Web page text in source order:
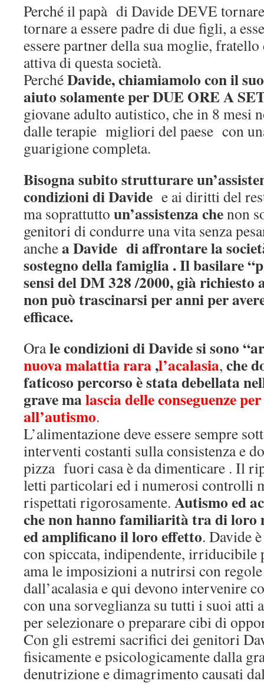
Perché il papà di Davide DEVE
tornare a essere padre di due figli, a
essere partner della sua moglie,
attiva di questa società.
PerchéDavide, chiamiamolo con il
aiuto solamente per DUE ORE A
giovane adulto autistico, che in 8 mesi
dalle terapie migliori del paese con
guarigione completa.
Bisogna subito strutturare
condizioni di Davide e ai diritti del
ma soprattutto un’assistenza chenon
genitori di condurre una vita senza
anchea Davide di affrontare la
sostegno della famiglia . Il basilare
sensi del DM 328 /2000, già richiesto
non può trascinarsi per anni per
efficace.
Orale condizioni di Davide si sono
nuova malattia rara,l’acalasia, che
faticoso percorso è stata debellata
grave malascia delle conseguenze
all’autismo.
L’alimentazione deve essere sempre
interventi costanti sulla consistenza e
pizza fuori casa è da dimenticare . Il
letti particolari ed i numerosi controlli
rispettati rigorosamente. Autismo ed
che non hanno familiarità tra di loro
ed amplificano il loro effetto. Davide
con spiccata, indipendente, irriducibile
ama le imposizioni a nutrirsi con
dall’acalasia e qui devono intervenire
con una sorveglianza su tutti i suoi atti
per selezionare o preparare cibi di
Con gli estremi sacrifici dei genitori
fisicamente e psicologicamente dalla
denutrizione e dimagrimento